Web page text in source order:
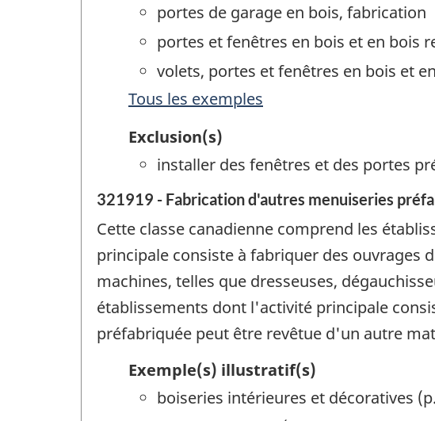
portes de garage en bois, fabrication
portes et fenêtres en bois et en bois
volets, portes et fenêtres en bois et
Tous les exemples
Exclusion(s)
installer des fenêtres et des portes
321919 - Fabrication d'autres menuiseries
Cette classe canadienne comprend les
principale consiste à fabriquer des ouvrages
machines, telles que dresseuses,
établissements dont l'activité principale
préfabriquée peut être revêtue d'un autre
Exemple(s) illustratif(s)
boiseries intérieures et décoratives